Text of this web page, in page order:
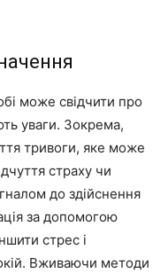
може свідчити про
уваги. Зокрема,
тривоги, яке може
страху чи
до здійснення
за допомогою
стрес і
Вживаючи методи